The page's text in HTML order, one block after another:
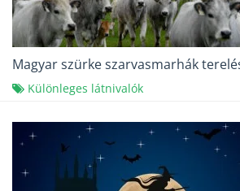
Magyar szürke szarvasmarhák
Különleges látnivalók